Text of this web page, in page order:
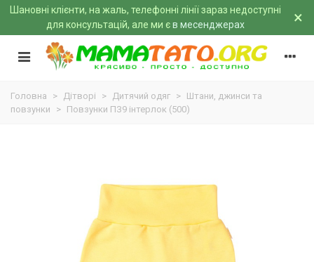
Шановні клієнти, на жаль, телефонні лінії зараз недоступні
для консультацій, але ми єв месенджерах ×
Головна > Дітворі > Дитячий одяг > Штани, джинси та
повзунки
> Повзунки ПЗ9 інтерлок (500)